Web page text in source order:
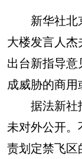
新华社北
大楼发言人杰
出台新指导
成威胁的商用
据法新社
未对外公开
责划定禁飞